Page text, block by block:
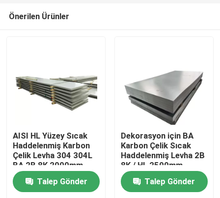
Ev
Ürün:% s
Önerilen Ürünler
AISI HL Yüzey Sıcak
Haddelenmiş Karbon
Çelik Levha 304 304L
BA 2B 8K 2000mm
Talep Gönder
Dekorasyon için BA
Karbon Çelik Sıcak
Haddelenmiş Levha 2B
8K / HL 2500mm
Talep Gönder